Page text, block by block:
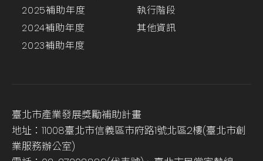
2025補助年度
2024補助年度
2023補助年度
執行階段
其他資訊
臺北市產業發展獎勵補助計畫
地址：11008臺北市信義區市府路1號北區2樓(臺北市創
業服務辦公室)